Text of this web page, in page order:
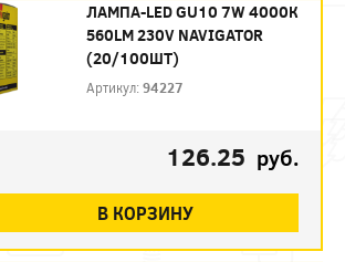
ЛАМПА-LED GU10 7W 4000К
560LM 230V NAVIGATOR
(20/100ШТ)
Артикул:94227
126.25 руб.
В КОРЗИНУ